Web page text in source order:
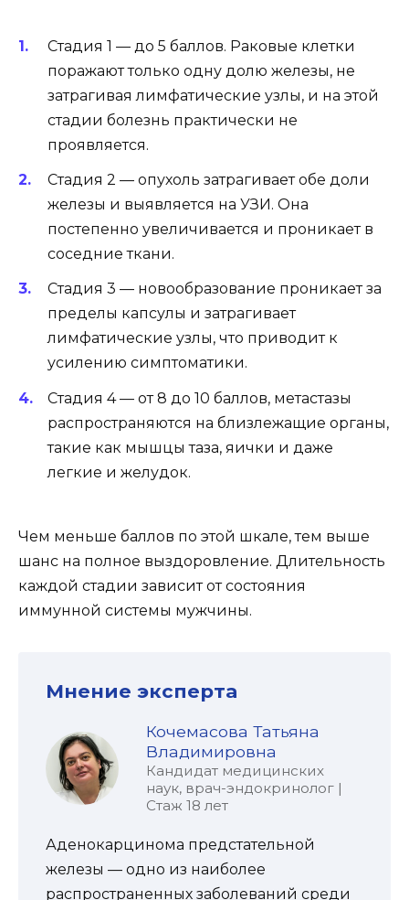
Стадия 1 — до 5 баллов. Раковые клетки
поражают только одну долю железы, не
затрагивая лимфатические узлы, и на этой
стадии болезнь практически не
проявляется.
Стадия 2 — опухоль затрагивает обе доли
железы и выявляется на УЗИ. Она
постепенно увеличивается и проникает в
соседние ткани.
Стадия 3 — новообразование проникает за
пределы капсулы и затрагивает
лимфатические узлы, что приводит к
усилению симптоматики.
Стадия 4 — от 8 до 10 баллов, метастазы
распространяются на близлежащие органы,
такие как мышцы таза, яички и даже
легкие и желудок.
Чем меньше баллов по этой шкале, тем выше
шанс на полное выздоровление. Длительность
каждой стадии зависит от состояния
иммунной системы мужчины.
Мнение эксперта
Кочемасова Татьяна
Владимировна
Кандидат медицинских
наук, врач-эндокринолог |
Стаж 18 лет
Аденокарцинома предстательной
железы — одно из наиболее
распространенных заболеваний среди